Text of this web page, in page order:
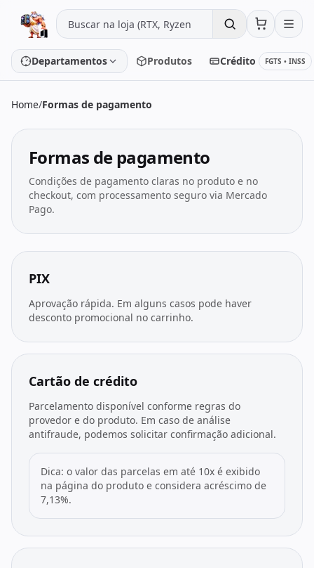
Pular para o conteúdo
Departamentos
Placa de vídeo Processador
Placa-mãe Memória
SSD/HD Periféricos
PC Gamer Notebooks
Monitores
Todos os produtos Seleções
Produtos Crédito FGTS • INSS
Home/Formas de pagamento
Formas de pagamento
Condições de pagamento claras no produto e no
checkout, com processamento seguro via Mercado
Pago.
PIX
Aprovação rápida. Em alguns casos pode haver
desconto promocional no carrinho.
Cartão de crédito
Parcelamento disponível conforme regras do
provedor e do produto. Em caso de análise
antifraude, podemos solicitar confirmação adicional.
Dica: o valor das parcelas em até 10x é exibido
na página do produto e considera acréscimo de
7,13%.